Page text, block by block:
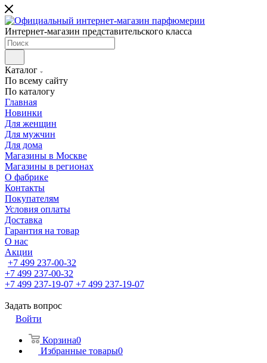
Интернет-магазин представительского класса
Каталог
По всему сайту
По каталогу
Главная
Новинки
Для женщин
Для мужчин
Для дома
Магазины в Москве
Магазины в регионах
О фабрике
Контакты
Покупателям
Условия оплаты
Доставка
Гарантия на товар
О нас
Акции
+7 499 237-00-32
+7 499 237-00-32
+7 499 237-19-07 +7 499 237-19-07
Задать вопрос
Войти
Корзина0
Избранные товары0